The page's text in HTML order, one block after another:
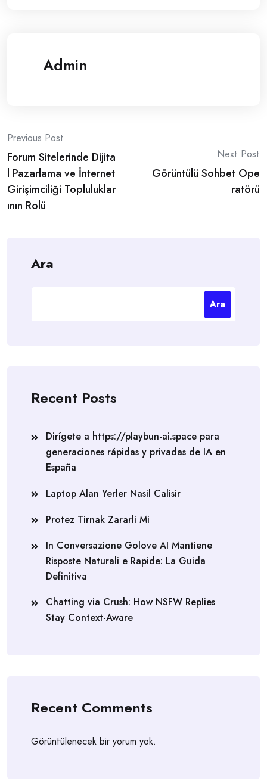
Admin
Post
navigation
Previous Post
Forum Sitelerinde Dijita
l Pazarlama ve İnternet
Girişimciliği Topluluklar
ının Rolü
Next Post
Görüntülü Sohbet Ope
ratörü
Ara
Ara
Recent Posts
Dirígete a https://playbun-ai.space para
generaciones rápidas y privadas de IA en
España
Laptop Alan Yerler Nasil Calisir
Protez Tirnak Zararli Mi
In Conversazione Golove AI Mantiene
Risposte Naturali e Rapide: La Guida
Definitiva
Chatting via Crush: How NSFW Replies
Stay Context-Aware
Recent Comments
Görüntülenecek bir yorum yok.